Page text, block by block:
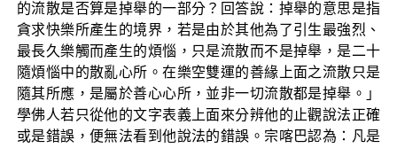
的流散是否算是掉舉的一部分？回答說：掉舉的意思是指
貪求快樂所產生的境界，若是由於其他為了引生最強烈、
最長久樂觸而產生的煩惱，只是流散而不是掉舉，是二十
隨煩惱中的散亂心所。在樂空雙運的善緣上面之流散只是
隨其所應，是屬於善心心所，並非一切流散都是掉舉。」
學佛人若只從他的文字表義上面來分辨他的止觀說法正確
或是錯誤，便無法看到他說法的錯誤。宗喀巴認為：凡是